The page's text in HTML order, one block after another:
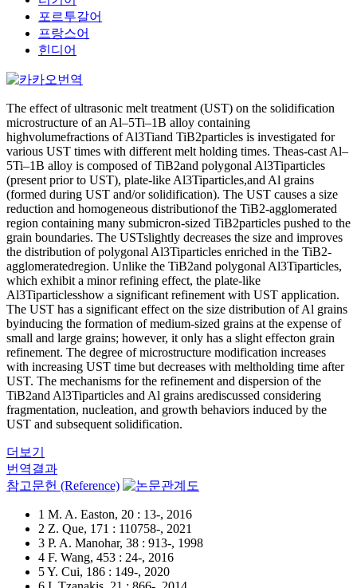
포르투갈어
프랑스어
힌디어
The effect of ultrasonic melt treatment (UST) on the solidification
microstructure of an Al–5Ti–1B alloy containing
highvolumefractions of Al3Tiand TiB2particles is investigated for
various UST times with different melt holding times. Theas-cast Al–
5Ti–1B alloy is composed of TiB2and polygonal Al3Tiparticles
(present prior to UST), plate-like Al3Tiparticles,and Al grains
(formed during UST and/or solidification). The UST causes a size
reduction and homogeneous distributionof the TiB2-agglomerated
region containing many submicron-sized TiB2particles pushed to the
grain boundaries. The USTslightly decreases the size and improves
the distribution of polygonal Al3Tiparticles enriched in the TiB2-
agglomeratedregion. Unlike the TiB2and polygonal Al3Tiparticles,
which exhibit a minor refining effect, the plate-like
Al3Tiparticlesshow a significant refinement with UST application.
The UST has a significant effect on the size distribution of Al grains
byinducing the formation of medium-sized grains at the expense of
small and large grains; however, it only has a slight effecton grain
refinement. The degree of microstructure modification increases
with increasing UST time but decreases with meltholding time after
UST. The mechanisms for the refinement and dispersion of the
TiB2and Al3Tiparticles and Al grains arediscussed considering
fragmentation, nucleation, and growth behaviors induced by the
UST and subsequent solidification.
더보기
번역결과
참고문헌 (Reference)
1 M. A. Easton, 20 : 13-, 2016
2 Z. Que, 171 : 110758-, 2021
3 P. A. Manohar, 38 : 913-, 1998
4 F. Wang, 453 : 24-, 2016
5 Y. Cui, 186 : 149-, 2020